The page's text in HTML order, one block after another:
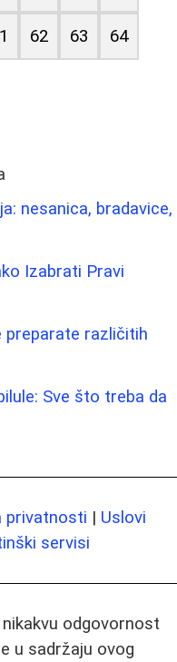
62 63 64
nesanica, bradavice,
Izabrati Pravi
različitih
Sve što treba da
privatnosti | Uslovi
servisi
odgovornost
u sadržaju ovog